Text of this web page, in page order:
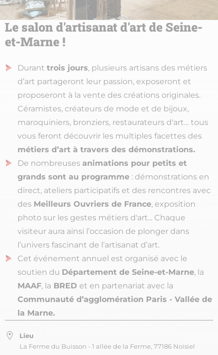
Le salon d'artisanat d'art de Seine-
et-Marne !
Durant trois jours, plusieurs artisans des métiers
d’art partageront leur passion, exposeront et
proposeront à la vente des créations originales.
Céramistes, créateurs de mode et de bijoux,
maroquiniers, bronziers, restaurateurs d'art… tous
vous feront découvrir les multiples facettes des
métiers d’art à travers des démonstrations.
De nombreuses animations pour petits et
grands sont au programme : démonstrations en
direct, ateliers participatifs et des rencontres avec
des Meilleurs Ouvriers de France, exposition
photo sur les gestes métiers d'art... Chaque
visiteur aura ainsi l’occasion de plonger dans
l’univers fascinant de l’artisanat d’art.
Cet événement annuel est organisé avec le
soutien du Département de Seine-et-Marne, la
MAAF, la BRED et en partenariat avec la
Communauté d’agglomération Paris - Vallée de
la Marne.
Lieu
La Ferme du Buisson - 1 allée de la Ferme, 77186 Noisiel